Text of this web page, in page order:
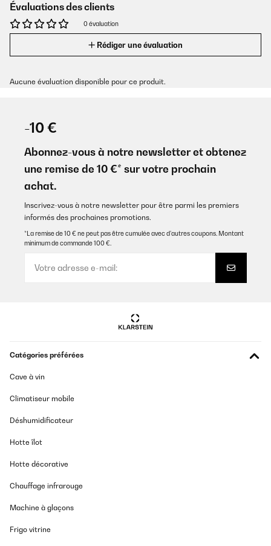
Évaluations des clients
0 évaluation
Rédiger une évaluation
Aucune évaluation disponible pour ce produit.
-10 €
Abonnez-vous à notre newsletter et obtenez
une remise de 10 €* sur votre prochain
achat.
Inscrivez-vous à notre newsletter pour être parmi les premiers
informés des prochaines promotions.
*La remise de 10 € ne peut pas être cumulée avec d’autres coupons. Montant
minimum de commande 100 €.
Catégories préférées
Cave à vin
Climatiseur mobile
Déshumidificateur
Hotte îlot
Hotte décorative
Chauffage infrarouge
Machine à glaçons
Frigo vitrine